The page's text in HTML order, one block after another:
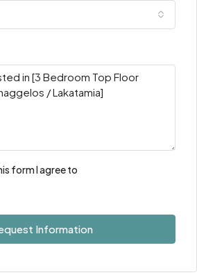
form I agree to
Information